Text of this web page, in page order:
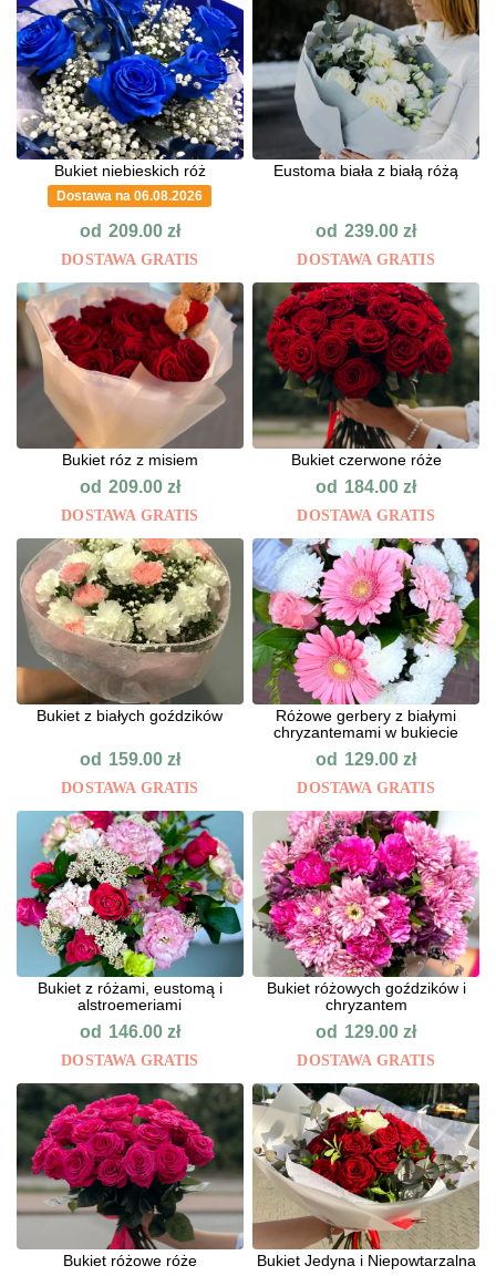
Bukiet niebieskich róż
Dostawa na 06.08.2026
od 209.00 zł
DOSTAWA GRATIS
Eustoma biała z białą różą
od 239.00zł
DOSTAWA GRATIS
Bukiet róz z misiem
od 209.00 zł
DOSTAWA GRATIS
Bukiet czerwone róże
od 184.00zł
DOSTAWA GRATIS
Bukiet z białych goździków
od 159.00 zł
DOSTAWA GRATIS
Różowe gerbery z białymi
chryzantemami w bukiecie
od 129.00zł
DOSTAWA GRATIS
Bukiet z różami, eustomą i
alstroemeriami
od 146.00 zł
DOSTAWA GRATIS
Bukiet różowych goździków i
chryzantem
od 129.00zł
DOSTAWA GRATIS
Bukiet różowe róże Bukiet Jedyna i Niepowtarzalna